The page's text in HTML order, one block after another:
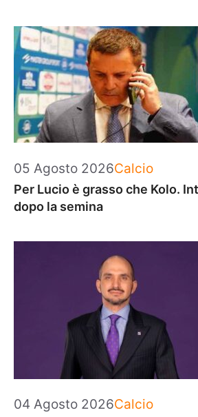
05 Agosto 2026Categorie
Calcio
Per Lucio è grasso che Kolo.
dopo la semina
04 Agosto 2026Categorie
Calcio